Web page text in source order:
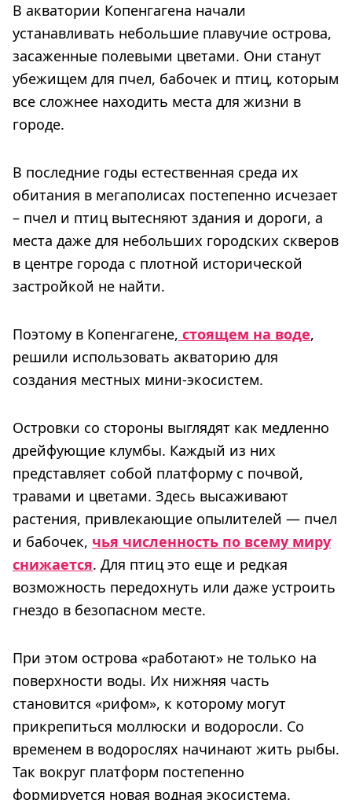
В акватории Копенгагена начали
устанавливать небольшие плавучие острова,
засаженные полевыми цветами. Они станут
убежищем для пчел, бабочек и птиц, которым
все сложнее находить места для жизни в
городе.
В последние годы естественная среда их
обитания в мегаполисах постепенно исчезает
– пчел и птиц вытесняют здания и дороги, а
места даже для небольших городских скверов
в центре города с плотной исторической
застройкой не найти.
Поэтому в Копенгагене, стоящем на воде,
решили использовать акваторию для
создания местных мини-экосистем.
Островки со стороны выглядят как медленно
дрейфующие клумбы. Каждый из них
представляет собой платформу с почвой,
травами и цветами. Здесь высаживают
растения, привлекающие опылителей — пчел
и бабочек, чья численность по всему миру
снижается. Для птиц это еще и редкая
возможность передохнуть или даже устроить
гнездо в безопасном месте.
При этом острова «работают» не только на
поверхности воды. Их нижняя часть
становится «рифом», к которому могут
прикрепиться моллюски и водоросли. Со
временем в водорослях начинают жить рыбы.
Так вокруг платформ постепенно
формируется новая водная экосистема.